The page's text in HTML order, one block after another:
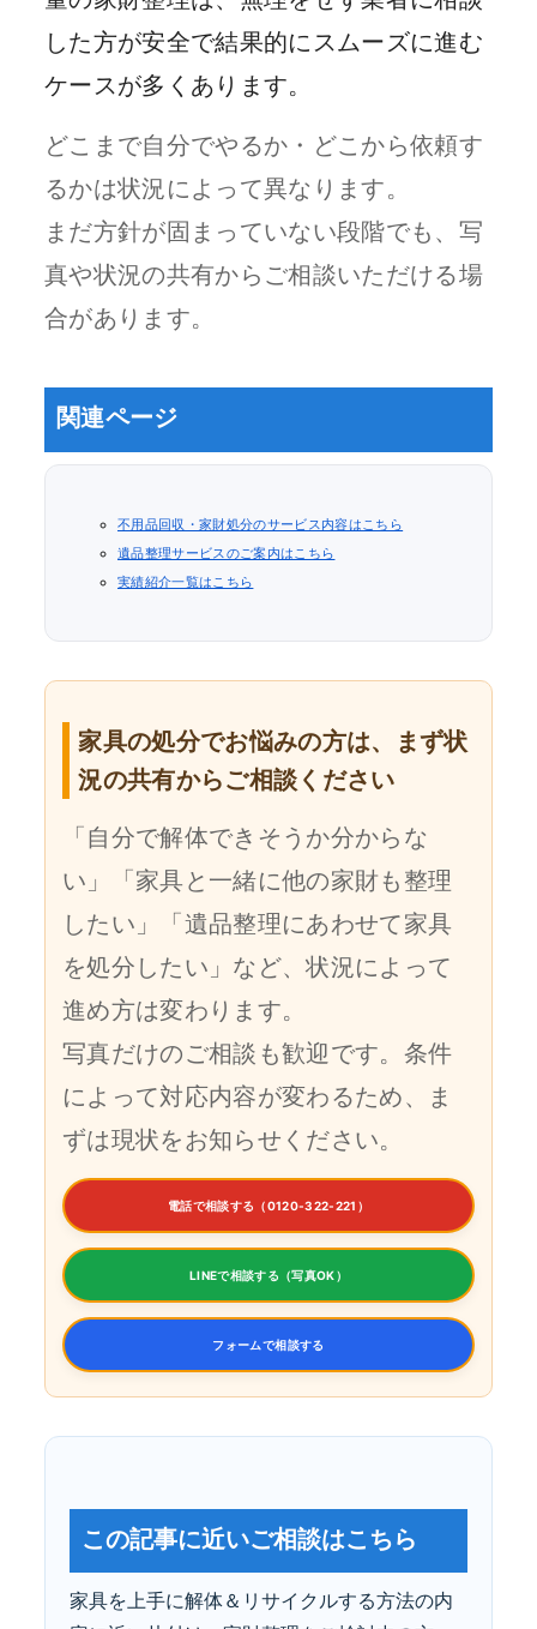
した方が安全で結果的にスムーズに進む
ケースが多くあります。
どこまで自分でやるか・どこから依頼す
るかは状況によって異なります。
まだ方針が固まっていない段階でも、写
真や状況の共有からご相談いただける場
合があります。
関連ページ
不用品回収・家財処分のサービス内容はこちら
遺品整理サービスのご案内はこちら
実績紹介一覧はこちら
家具の処分でお悩みの方は、まず状
況の共有からご相談ください
「自分で解体できそうか分からな
い」「家具と一緒に他の家財も整理
したい」「遺品整理にあわせて家具
を処分したい」など、状況によって
進め方は変わります。
写真だけのご相談も歓迎です。条件
によって対応内容が変わるため、ま
ずは現状をお知らせください。
電話で相談する（0120-322-221）
LINEで相談する（写真OK）
フォームで相談する
この記事に近いご相談はこちら
家具を上手に解体＆リサイクルする方法の内